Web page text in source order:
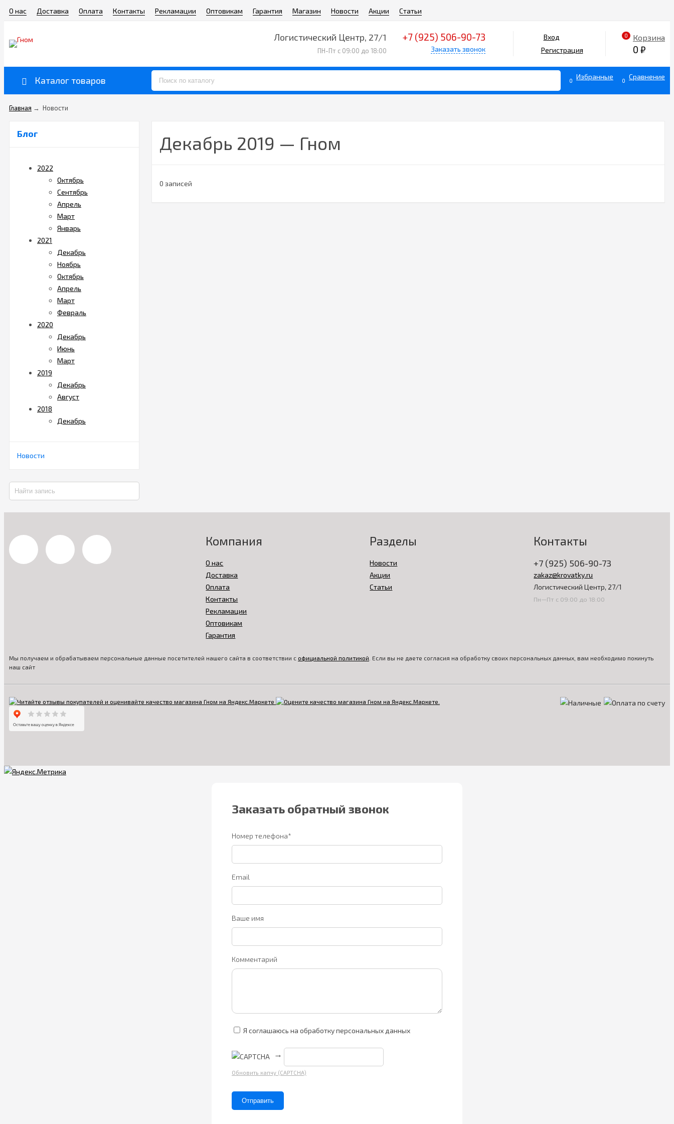
О нас Доставка Оплата Контакты Рекламации Оптовикам Гарантия Магазин Новости Акции Статьи
Логистический Центр, 27/1
ПН-Пт с 09:00 до 18:00
+7 (925) 506-90-73
Заказать звонок
Вход
Регистрация
0 Корзина
0 ₽
Каталог товаров 0 Избранные 0 Сравнение
Главная → Новости
Блог
2022
Октябрь
Сентябрь
Апрель
Март
Январь
2021
Декабрь
Ноябрь
Октябрь
Апрель
Март
Февраль
2020
Декабрь
Июнь
Март
2019
Декабрь
Август
2018
Декабрь
Новости
Декабрь 2019 — Гном
0 записей
Компания
О нас
Доставка
Оплата
Контакты
Рекламации
Оптовикам
Гарантия
Разделы
Новости
Акции
Статьи
Контакты
+7 (925) 506-90-73
zakaz@krovatky.ru
Логистический Центр, 27/1
Пн—Пт с 09:00 до 18:00
Мы получаем и обрабатываем персональные данные посетителей нашего сайта в соответствии с официальной политикой . Если вы не даете согласия на обработку своих персональных данных, вам необходимо покинуть
наш сайт
Заказать обратный звонок
Номер телефона*
Email
Ваше имя
Комментарий
Я соглашаюсь на обработку персональных данных
→
Обновить капчу (CAPTCHA)